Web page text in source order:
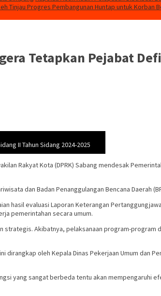
Tinjau Progres Pembangunan Huntap untuk Korban
Tetapkan Pejabat
II Tahun Sidang 2024-2025
Rakyat Kota (DPRK) Sabang mendesak
dan Badan Penanggulangan Bencana Daerah
hasil evaluasi Laporan Keterangan
pemerintahan secara umum.
Akibatnya, pelaksanaan program-program
dirangkap oleh Kepala Dinas Pekerjaan Umum dan
yang sangat berbeda tentu akan